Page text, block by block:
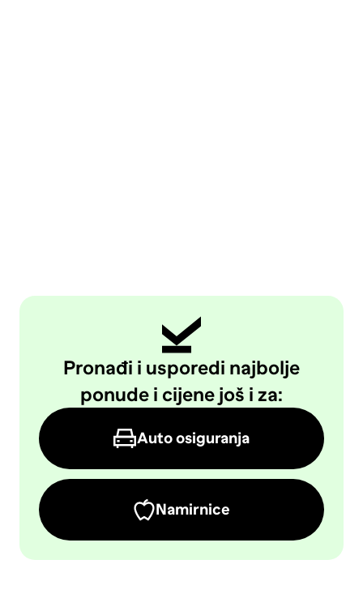
Pronađi i usporedi najbolje
ponude i cijene još i za:
Auto osiguranja
Namirnice